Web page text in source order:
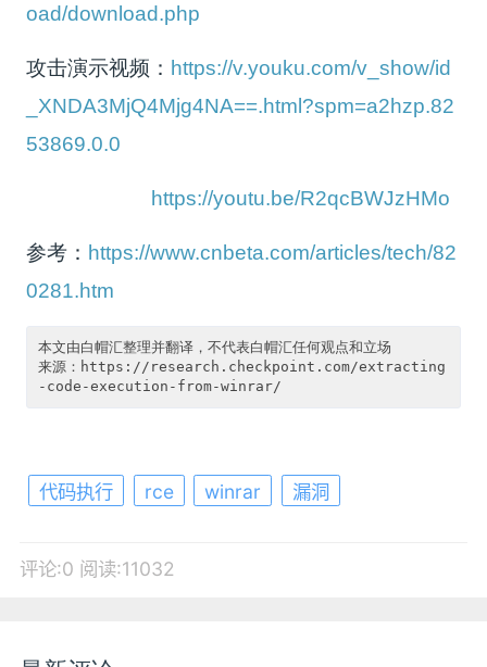
oad/download.php
攻击演示视频： https://v.youku.com/v_show/id
_XNDA3MjQ4Mjg4NA==.html?spm=a2hzp.82
53869.0.0
https://youtu.be/R2qcBWJzHMo
参考： https://www.cnbeta.com/articles/tech/82
0281.htm
本文由白帽汇整理并翻译，不代表白帽汇任何观点和立场
来源：https://research.checkpoint.com/extracting
代码执行 rce winrar 漏洞
评论:0 阅读:11032